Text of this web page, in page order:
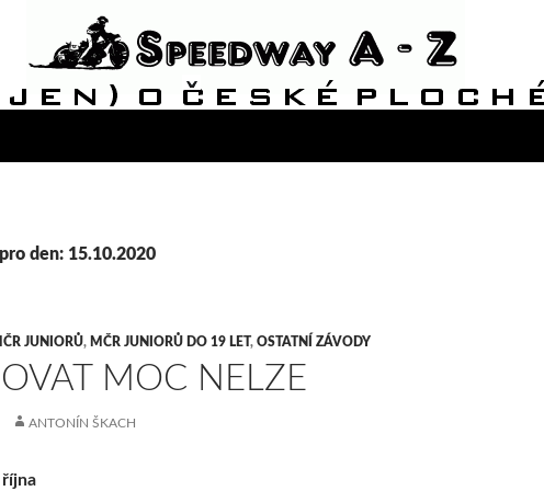
den: 15.10.2020
JUNIORŮ, MČR JUNIORŮ DO 19 LET, OSTATNÍ ZÁVODY
MOC NELZE
ANTONÍN ŠKACH
října